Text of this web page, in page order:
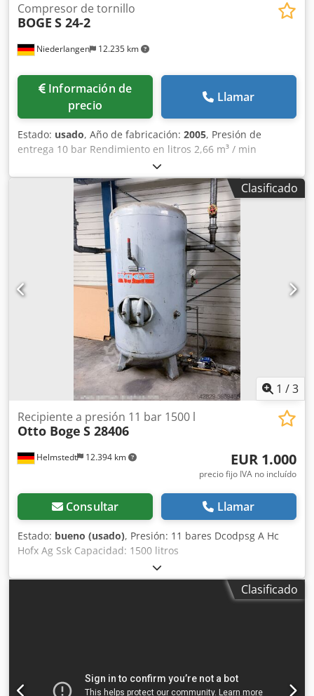
Niederlangen 12.235 km
Compresor de tornillo
BOGE S 24-2
Información de
precio
Llamar
Estado: usado, Año de fabricación: 2005, Presión de
entrega 10 bar Rendimiento en litros 2,66 m³ / min
Requisito de potencia total 18,5 kW Velocidades del motor:
3000 rpm Dimensiones 1200 x 900 x 1200 mm Peso de la
máquina aprox. 150 kg Horas de funcionamiento: 4930
horas. Dsdsvuz Rhopfx Ag Sjck Mantenimiento en: 2962
Clasificado
1 /3
Helmstedt 12.394 km
Recipiente a presión 11 bar 1500 l
Otto Boge S 28406
EUR 1.000
precio fijo IVA no incluído
Consultar Llamar
Estado: bueno (usado), Presión: 11 bares Dcodpsg A Hc
Hofx Ag Ssk Capacidad: 1500 litros
Clasificado